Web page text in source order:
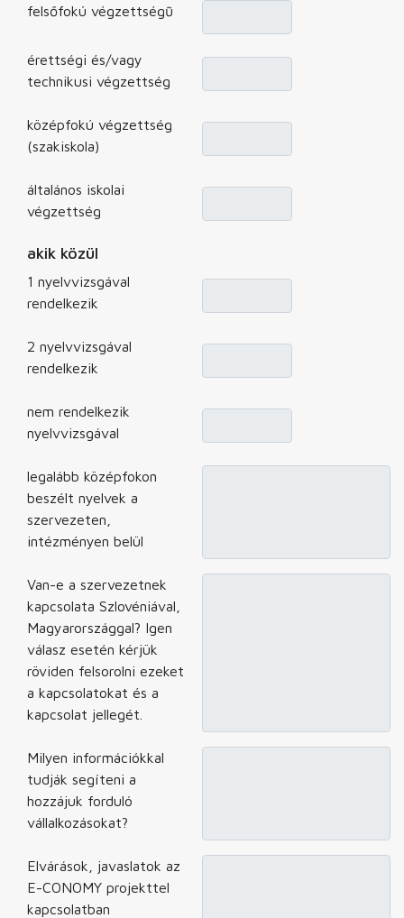
felsőfokú végzettségũ
érettségi és/vagy
technikusi végzettség
középfokú végzettség
(szakiskola)
általános iskolai
végzettség
akik közül
1 nyelvvizsgával
rendelkezik
2 nyelvvizsgával
rendelkezik
nem rendelkezik
nyelvvizsgával
legalább középfokon
beszélt nyelvek a
szervezeten,
intézményen belül
Van-e a szervezetnek
kapcsolata Szlovéniával,
Magyarországgal? Igen
válasz esetén kérjük
röviden felsorolni ezeket
a kapcsolatokat és a
kapcsolat jellegét.
Milyen információkkal
tudják segíteni a
hozzájuk forduló
vállalkozásokat?
Elvárások, javaslatok az
E-CONOMY projekttel
kapcsolatban